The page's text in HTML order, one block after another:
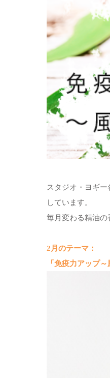
スタジオ・ヨギー
しています。
毎月変わる精油の
2月のテーマ：
「免疫力アップ